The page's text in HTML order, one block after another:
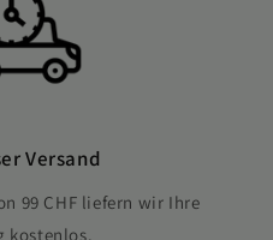
Versand
99 CHF liefern wir Ihre
kostenlos.